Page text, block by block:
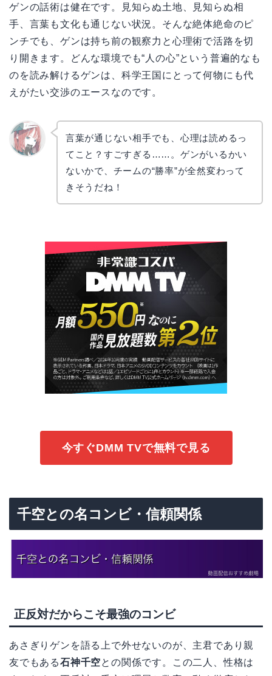
ゲンの話術は健在です。見知らぬ土地、見知らぬ相
手、言葉も文化も通じない状況。そんな絶体絶命のピ
ンチでも、ゲンは持ち前の観察力と心理術で活路を切
り開きます。どんな環境でも“人の心”という普遍的なも
のを読み解けるゲンは、科学王国にとって何物にも代
えがたい交渉のエースなのです。
言葉が通じない相手でも、心理は読めるっ
てこと？すごすぎる……。ゲンがいるかい
ないかで、チームの“勝率”が全然変わって
きそうだね！
今すぐDMM TVで無料で見る
千空との名コンビ・信頼関係
正反対だからこそ最強のコンビ
あさぎりゲンを語る上で外せないのが、主君であり親
友でもある石神千空との関係です。この二人、性格は